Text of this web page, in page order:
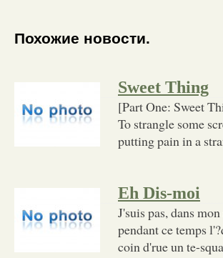
Похожие новости.
Sweet Thing
[Part One: Sweet
To strangle some
putting pain in a
Eh Dis-moi
J'suis pas, dans
pendant ce temps
coin d'rue un te-